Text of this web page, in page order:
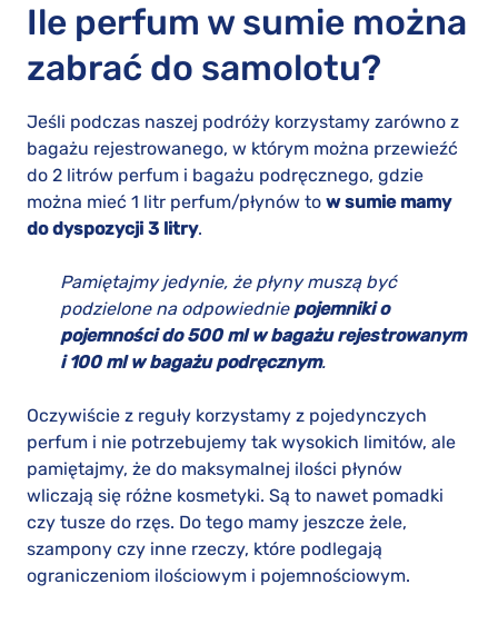
Ile perfum w sumie można
zabrać do samolotu?
Jeśli podczas naszej podróży korzystamy zarówno z
bagażu rejestrowanego, w którym można przewieźć
do 2 litrów perfum i bagażu podręcznego, gdzie
można mieć 1 litr perfum/płynów to w sumie mamy
do dyspozycji 3 litry.
Pamiętajmy jedynie, że płyny muszą być
podzielone na odpowiednie pojemniki o
pojemności do 500 ml w bagażu rejestrowanym
i 100 ml w bagażu podręcznym.
Oczywiście z reguły korzystamy z pojedynczych
perfum i nie potrzebujemy tak wysokich limitów, ale
pamiętajmy, że do maksymalnej ilości płynów
wliczają się różne kosmetyki. Są to nawet pomadki
czy tusze do rzęs. Do tego mamy jeszcze żele,
szampony czy inne rzeczy, które podlegają
ograniczeniom ilościowym i pojemnościowym.